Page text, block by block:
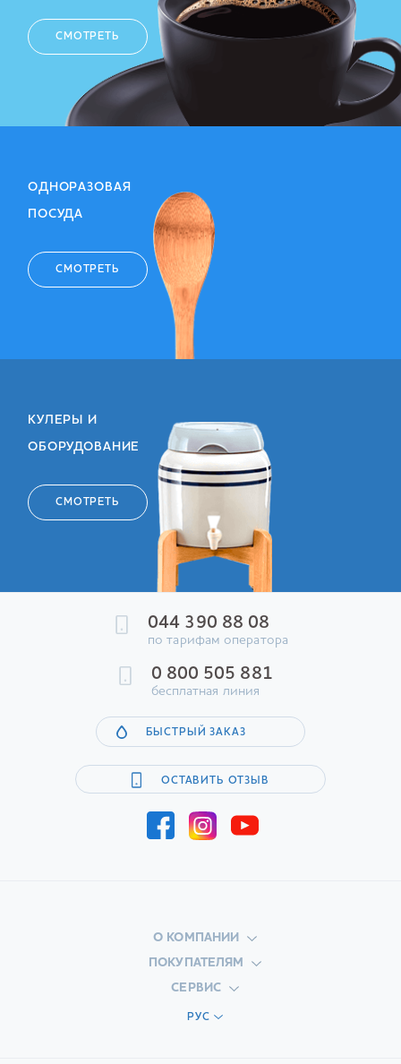
СМОТРЕТЬ
ОДНОРАЗОВАЯ
ПОСУДА
СМОТРЕТЬ
КУЛЕРЫ И
ОБОРУДОВАНИЕ
СМОТРЕТЬ
044 390 88 08
по тарифам оператора
0 800 505 881
бесплатная линия
БЫСТРЫЙ ЗАКАЗ
ОСТАВИТЬ ОТЗЫВ
О КОМПАНИИ
ПОКУПАТЕЛЯМ
СЕРВИС
РУС